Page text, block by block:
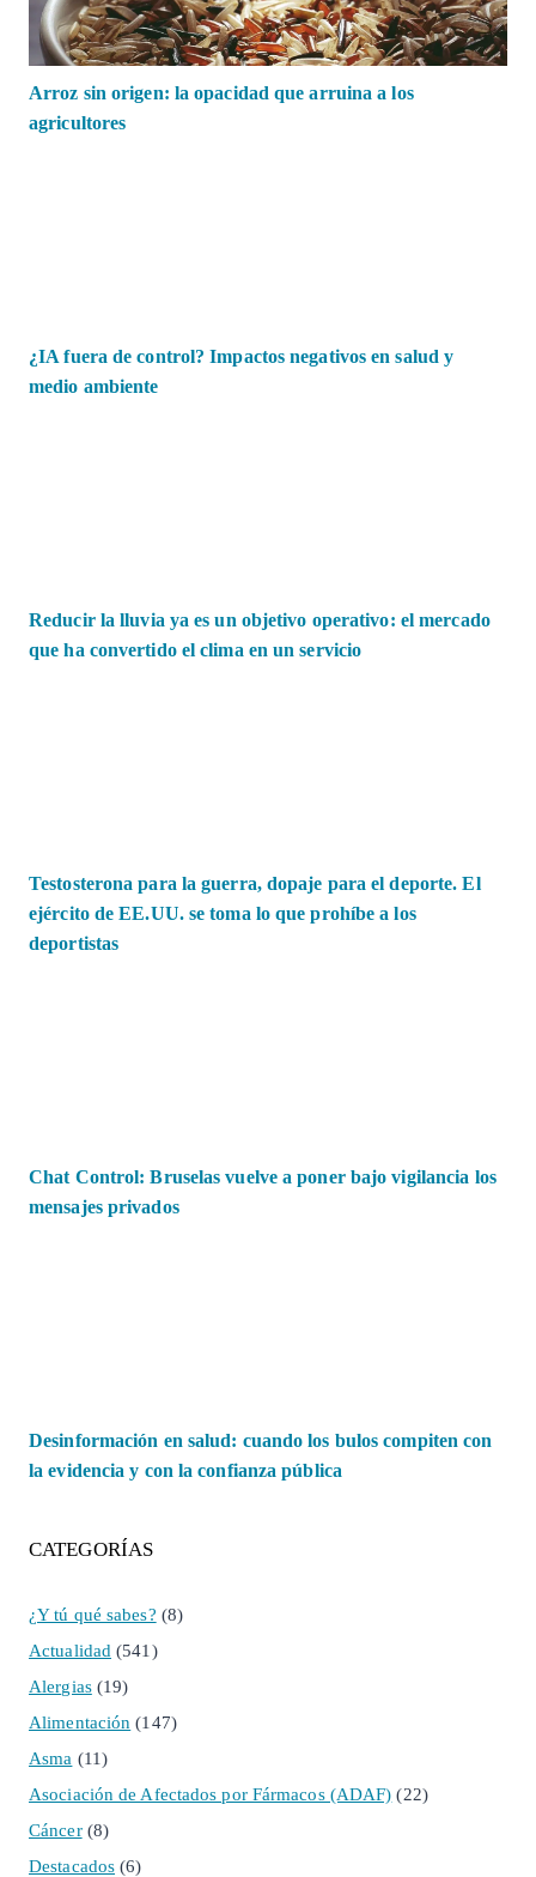
Arroz sin origen: la opacidad que arruina a los
agricultores
¿IA fuera de control? Impactos negativos en salud y
medio ambiente
Reducir la lluvia ya es un objetivo operativo: el mercado
que ha convertido el clima en un servicio
Testosterona para la guerra, dopaje para el deporte. El
ejército de EE.UU. se toma lo que prohíbe a los
deportistas
Chat Control: Bruselas vuelve a poner bajo vigilancia los
mensajes privados
Desinformación en salud: cuando los bulos compiten con
la evidencia y con la confianza pública
CATEGORÍAS
¿Y tú qué sabes? (8)
Actualidad (541)
Alergias(19)
Alimentación (147)
Asma (11)
Asociación de Afectados por Fármacos (ADAF) (22)
Cáncer(8)
Destacados (6)